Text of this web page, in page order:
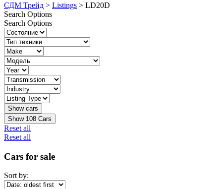
СДМ Трейд > Listings > LD20D
Search Options
Search Options
Show 108 Cars
Reset all
Reset all
Cars for sale
Sort by: